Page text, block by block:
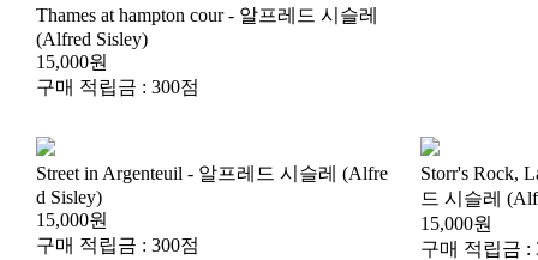
(Alfred Sisley)
15,000원
구매 적립금 : 300점
d Sisley)
15,000원
구매 적립금 : 300점
드 시슬레
15,000원
구매 적립금 :